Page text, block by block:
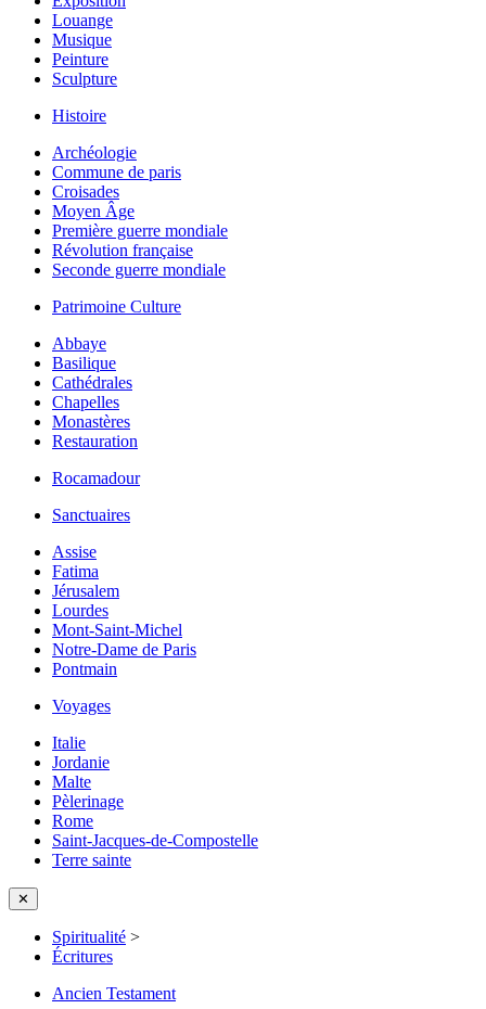
Louange
Musique
Peinture
Sculpture
Histoire
Archéologie
Commune de paris
Croisades
Moyen Âge
Première guerre mondiale
Révolution française
Seconde guerre mondiale
Patrimoine Culture
Abbaye
Basilique
Cathédrales
Chapelles
Monastères
Restauration
Rocamadour
Sanctuaires
Assise
Fatima
Jérusalem
Lourdes
Mont-Saint-Michel
Notre-Dame de Paris
Pontmain
Voyages
Italie
Jordanie
Malte
Pèlerinage
Rome
Saint-Jacques-de-Compostelle
Terre sainte
✕
Spiritualité >
Écritures
Ancien Testament